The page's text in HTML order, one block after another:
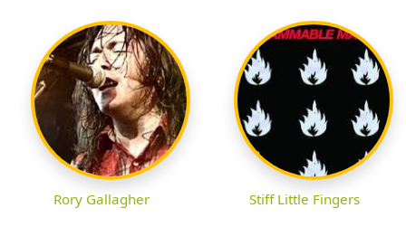
Rory Gallagher Stiff Little Fingers